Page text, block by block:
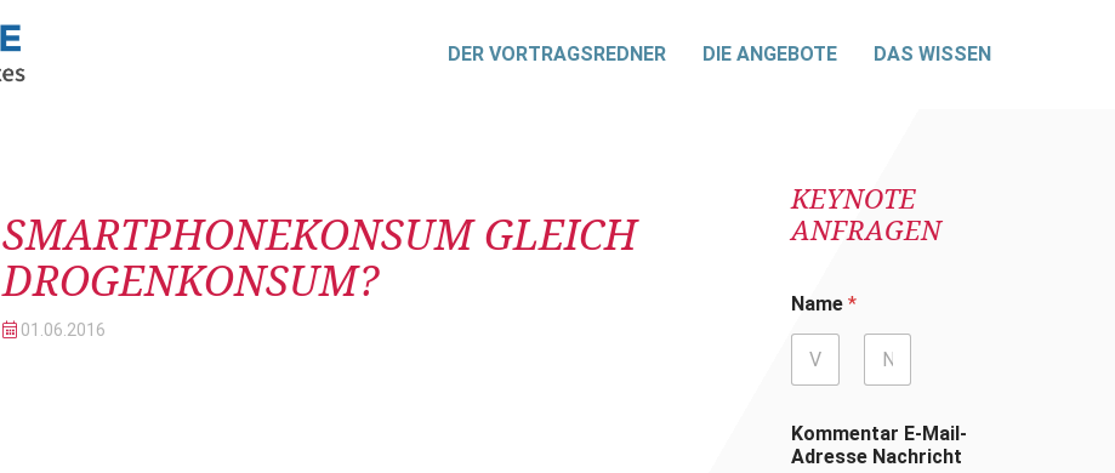
DER VORTRAGSREDNER DIE ANGEBOTE DAS WISSEN
SMARTPHONEKONSUM GLEICH
DROGENKONSUM?
01.06. 2016
KEYNOTE
ANFRAGEN
Name *
Kommentar E-Mail-
Adresse Nachricht